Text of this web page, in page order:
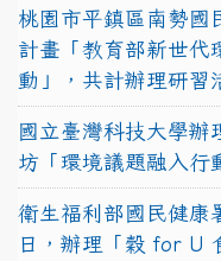
桃園市平鎮區南勢國
計畫「教育部新世代
動」，共計辦理研習
國立臺灣科技大學辦
坊「環境議題融入行
衛生福利部國民健
日，辦理「穀 for U